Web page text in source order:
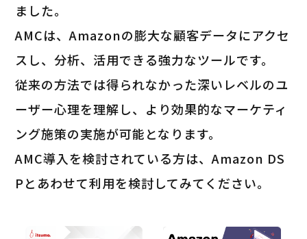
ました。
AMCは、Amazonの膨大な顧客データにアクセ
スし、分析、活用できる強力なツールです。
従来の方法では得られなかった深いレベルのユ
ーザー心理を理解し、より効果的なマーケティ
ング施策の実施が可能となります。
AMC導入を検討されている方は、Amazon DS
Pとあわせて利用を検討してみてください。